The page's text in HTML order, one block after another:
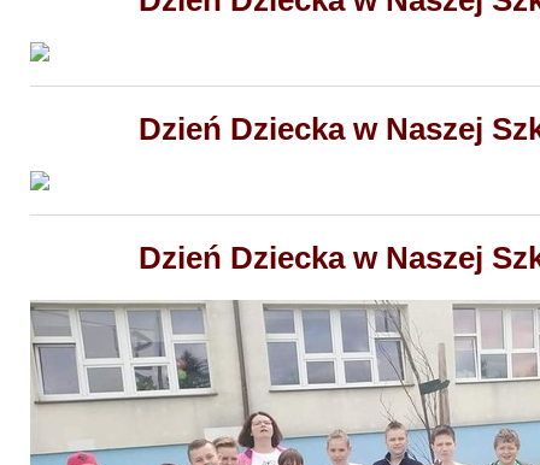
Dzień Dziecka w Naszej
Dzień Dziecka w Naszej